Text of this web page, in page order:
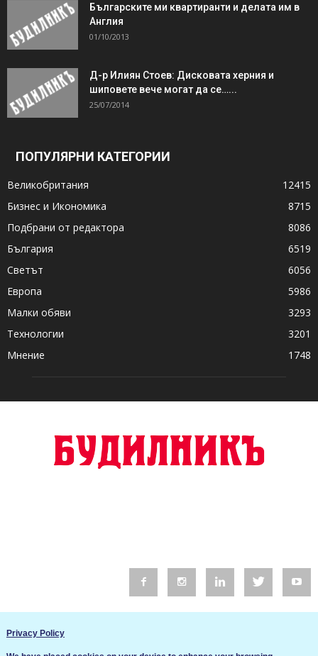
Българските ми квартиранти и делата им в
Англия
01/10/2013
Д-р Илиян Стоев: Дисковата херния и
шиповете вече могат да се…...
25/07/2014
ПОПУЛЯРНИ КАТЕГОРИИ
Великобритания
12415
Бизнес и Икономика
8715
Подбрани от редактора
8086
България
6519
Светът
6056
Европа
5986
Малки обяви
3293
Технологии
3201
Мнение
1748
Privacy Policy